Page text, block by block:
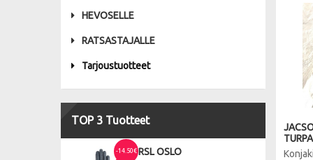
HEVOSELLE
RATSASTAJALLE
Tarjoustuotteet
TOP 3 Tuotteet
-14.50€ RSL OSLO